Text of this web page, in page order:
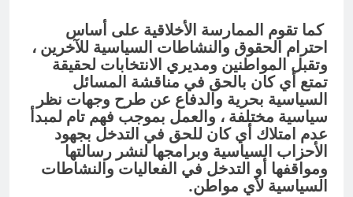
كما تقوم الممارسة الأخلاقية على أساس
احترام الحقوق والنشاطات السياسية للآخرين ،
وتقبل المواطنين ومديري الانتخابات لحقيقة
تمتع أي كان بالحق في مناقشة المسائل
السياسية بحرية والدفاع عن طرح وجهات نظر
سياسية مختلفة ، والعمل بموجب فهم تام لمبدأ
عدم امتلاك أي كان للحق في التدخل بجهود
الأحزاب السياسية وبرامجها لنشر رسالتها
ومواقفها أو التدخل في الفعاليات والنشاطات
السياسية لأي مواطن.